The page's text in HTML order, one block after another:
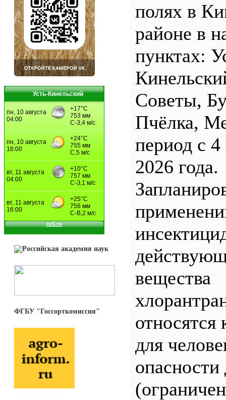
Усть-Кинельский
ФГБУ "Госсорткомиссия"
полях в
районе в
пунктах:
Советы,
Пчёлка,
период с 4
2026 года.
вещества
относятся
для
опасности